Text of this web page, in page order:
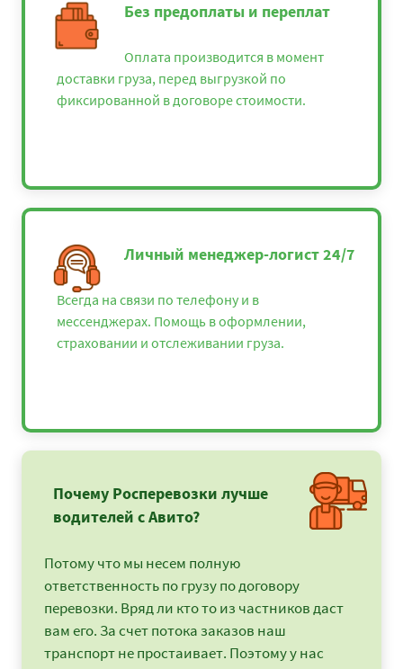
Без предоплаты и переплат
Оплата производится в момент
доставки груза, перед выгрузкой по
фиксированной в договоре стоимости.
Личный менеджер-логист 24/7
Всегда на связи по телефону и в
мессенджерах. Помощь в оформлении,
страховании и отслеживании груза.
Почему Росперевозки лучше
водителей с Авито?
Потому что мы несем полную
ответственность по грузу по договору
перевозки. Вряд ли кто то из частников даст
вам его. За счет потока заказов наш
транспорт не простаивает. Поэтому у нас